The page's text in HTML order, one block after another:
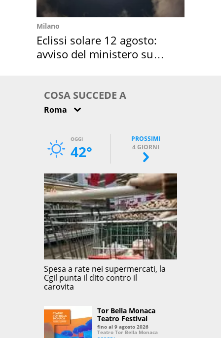
Milano
Eclissi solare 12 agosto:
avviso del ministero su